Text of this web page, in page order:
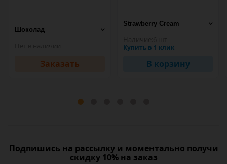
Заказать
Купить в 1 клик
В корзину
Подпишись на рассылку и моментально получи
скидку 10% на заказ